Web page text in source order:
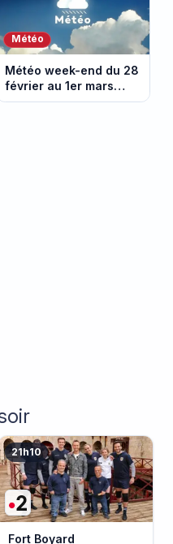
Météo
Météo week-end du 28
février au 1er mars
2026 : prévisions
21h10
Fort Boyard